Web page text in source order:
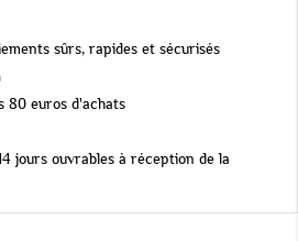
sûrs, rapides et sécurisés
80 euros d'achats
jours ouvrables à réception de la